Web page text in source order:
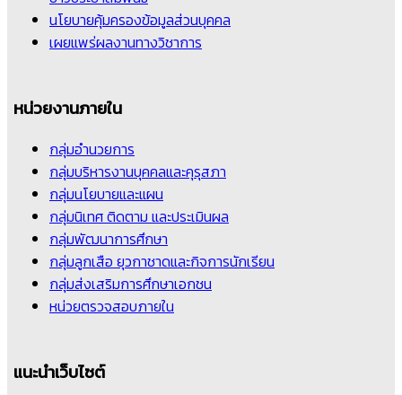
นโยบายคุ้มครองข้อมูลส่วนบุคคล
เผยแพร่ผลงานทางวิชาการ
หน่วยงานภายใน
กลุ่มอำนวยการ
กลุ่มบริหารงานบุคคลและคุรุสภา
กลุ่มนโยบายและแผน
กลุ่มนิเทศ ติดตาม และประเมินผล
กลุ่มพัฒนาการศึกษา
กลุ่มลูกเสือ ยุวกาชาดและกิจการนักเรียน
กลุ่มส่งเสริมการศึกษาเอกชน
หน่วยตรวจสอบภายใน
แนะนำเว็บไซต์